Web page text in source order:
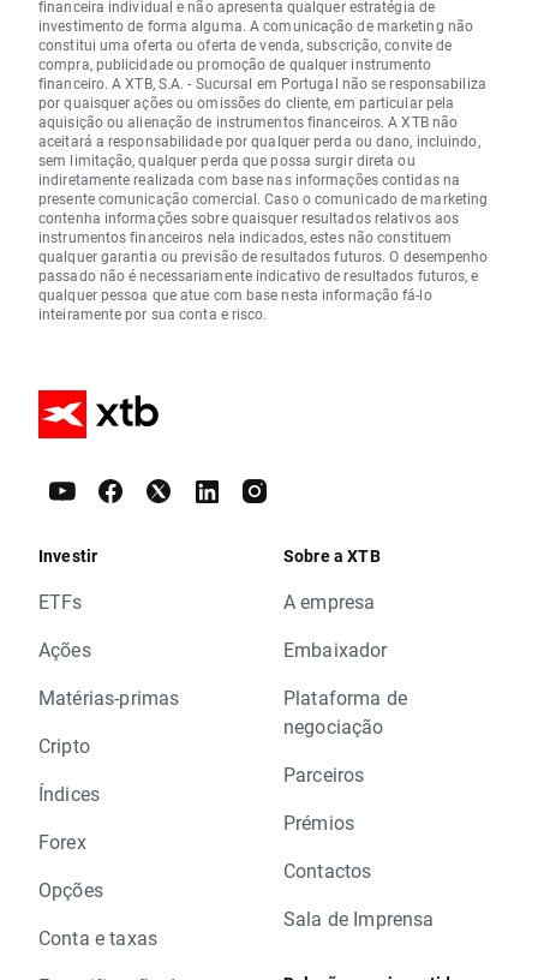
financeira individual e não apresenta qualquer estratégia de
investimento de forma alguma. A comunicação de marketing não
constitui uma oferta ou oferta de venda, subscrição, convite de
compra, publicidade ou promoção de qualquer instrumento
financeiro. A XTB, S.A. - Sucursal em Portugal não se responsabiliza
por quaisquer ações ou omissões do cliente, em particular pela
aquisição ou alienação de instrumentos financeiros. A XTB não
aceitará a responsabilidade por qualquer perda ou dano, incluindo,
sem limitação, qualquer perda que possa surgir direta ou
indiretamente realizada com base nas informações contidas na
presente comunicação comercial. Caso o comunicado de marketing
contenha informações sobre quaisquer resultados relativos aos
instrumentos financeiros nela indicados, estes não constituem
qualquer garantia ou previsão de resultados futuros. O desempenho
passado não é necessariamente indicativo de resultados futuros, e
qualquer pessoa que atue com base nesta informação fá-lo
inteiramente por sua conta e risco.
Investir
ETFs
Ações
Matérias-primas
Cripto
Índices
Forex
Opções
Conta e taxas
Sobre a XTB
A empresa
Embaixador
Plataforma de
negociação
Parceiros
Prémios
Contactos
Sala de Imprensa